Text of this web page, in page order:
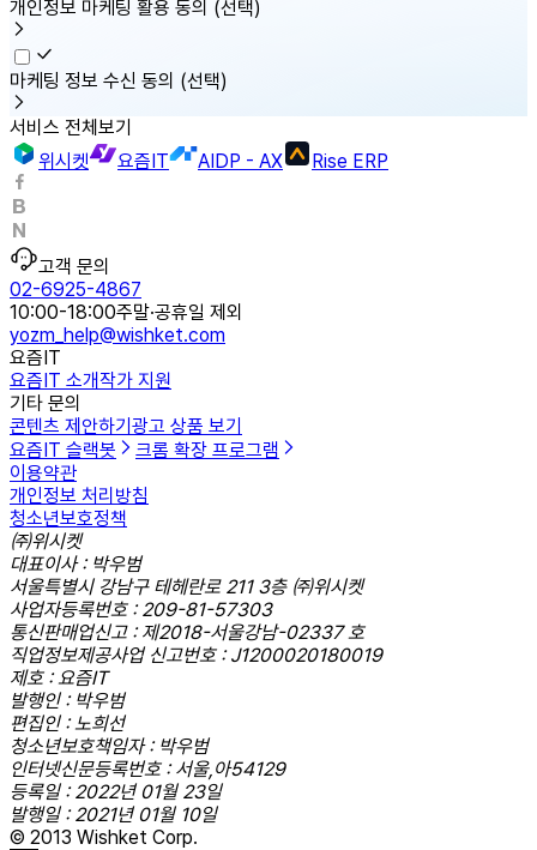
개인정보 마케팅 활용 동의 (선택)
마케팅 정보 수신 동의 (선택)
서비스 전체보기
위시켓
요즘IT AIDP - AX Rise ERP
고객 문의
02-6925-4867
10:00-18:00주말·공휴일 제외
yozm_help@wishket.com
요즘IT
요즘IT 소개작가 지원
기타 문의
콘텐츠 제안하기광고 상품 보기
요즘IT 슬랙봇
크롬 확장 프로그램
이용약관
개인정보 처리방침
청소년보호정책
㈜위시켓
대표이사 : 박우범
서울특별시 강남구 테헤란로 211 3층 ㈜위시켓
사업자등록번호 : 209-81-57303
통신판매업신고 : 제2018-서울강남-02337 호
직업정보제공사업 신고번호 : J1200020180019
제호 : 요즘IT
발행인 : 박우범
편집인 : 노희선
청소년보호책임자 : 박우범
인터넷신문등록번호 : 서울,아54129
등록일 : 2022년 01월 23일
발행일 : 2021년 01월 10일
© 2013 Wishket Corp.